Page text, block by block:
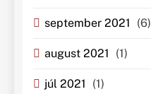
september 2021 (6)
august 2021 (1)
júl 2021 (1)